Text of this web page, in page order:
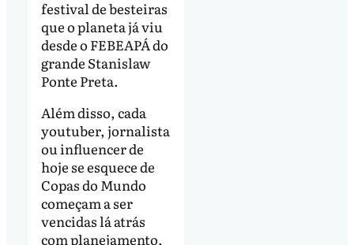
festival de besteiras
que o planeta já viu
desde o FEBEAPÁ do
grande Stanislaw
Ponte Preta.
Além disso, cada
youtuber, jornalista
ou influencer de
hoje se esquece de
Copas do Mundo
começam a ser
vencidas lá atrás
com planejamento,